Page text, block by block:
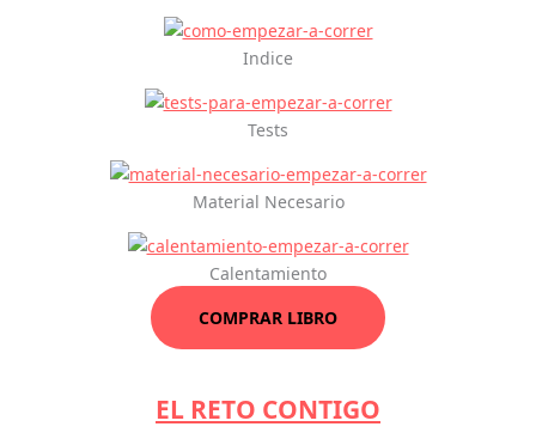
Indice
Tests
Material Necesario
Calentamiento
COMPRAR LIBRO
EL RETO CONTIGO